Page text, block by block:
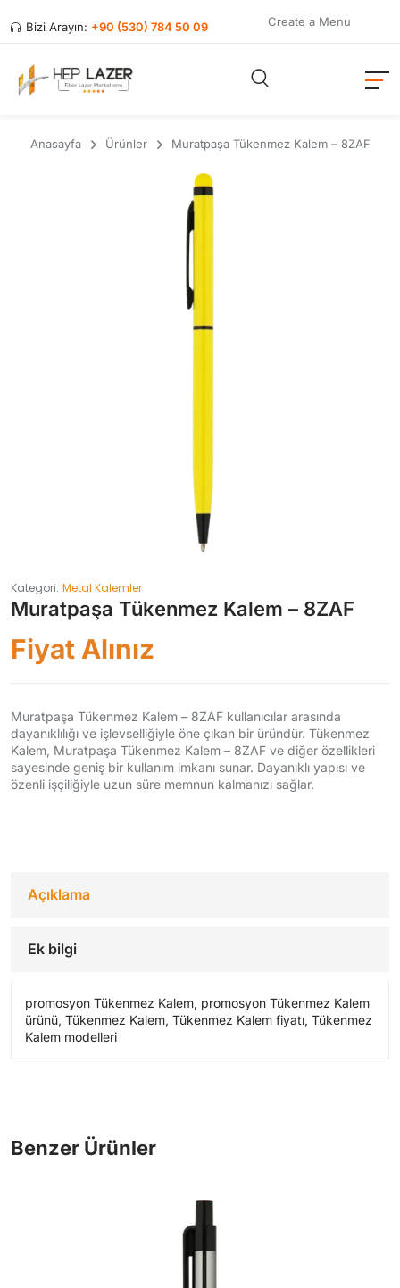
Bizi Arayın: +90 (530) 784 50 09 Create a Menu
Anasayfa Ürünler Muratpaşa Tükenmez Kalem – 8ZAF
Kategori: Metal Kalemler
Muratpaşa Tükenmez Kalem – 8ZAF
Fiyat Alınız
Muratpaşa Tükenmez Kalem – 8ZAF kullanıcılar arasında
dayanıklılığı ve işlevselliğiyle öne çıkan bir üründür. Tükenmez
Kalem, Muratpaşa Tükenmez Kalem – 8ZAF ve diğer özellikleri
sayesinde geniş bir kullanım imkanı sunar. Dayanıklı yapısı ve
özenli işçiliğiyle uzun süre memnun kalmanızı sağlar.
Açıklama
Ek bilgi
promosyon Tükenmez Kalem, promosyon Tükenmez Kalem
ürünü, Tükenmez Kalem, Tükenmez Kalem fiyatı, Tükenmez
Kalem modelleri